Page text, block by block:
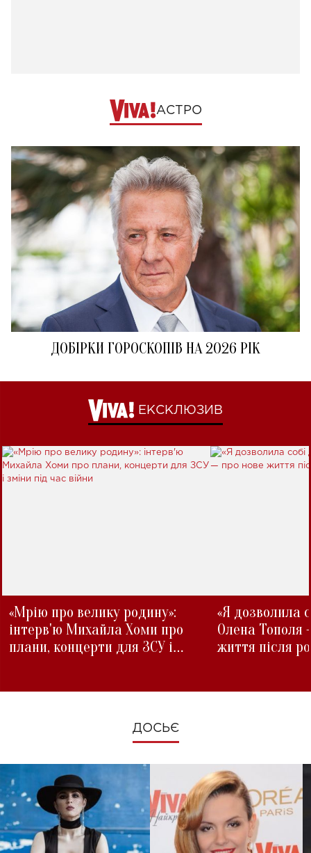
АСТРО
ДОБІРКИ ГОРОСКОПІВ НА 2026 РІК
ЕКСКЛЮЗИВ
«Мрію про велику родину»:
інтерв'ю Михайла Хоми про
плани, концерти для ЗСУ і
«Я дозволила
Олена Тополя
життя після
ДОСЬЄ